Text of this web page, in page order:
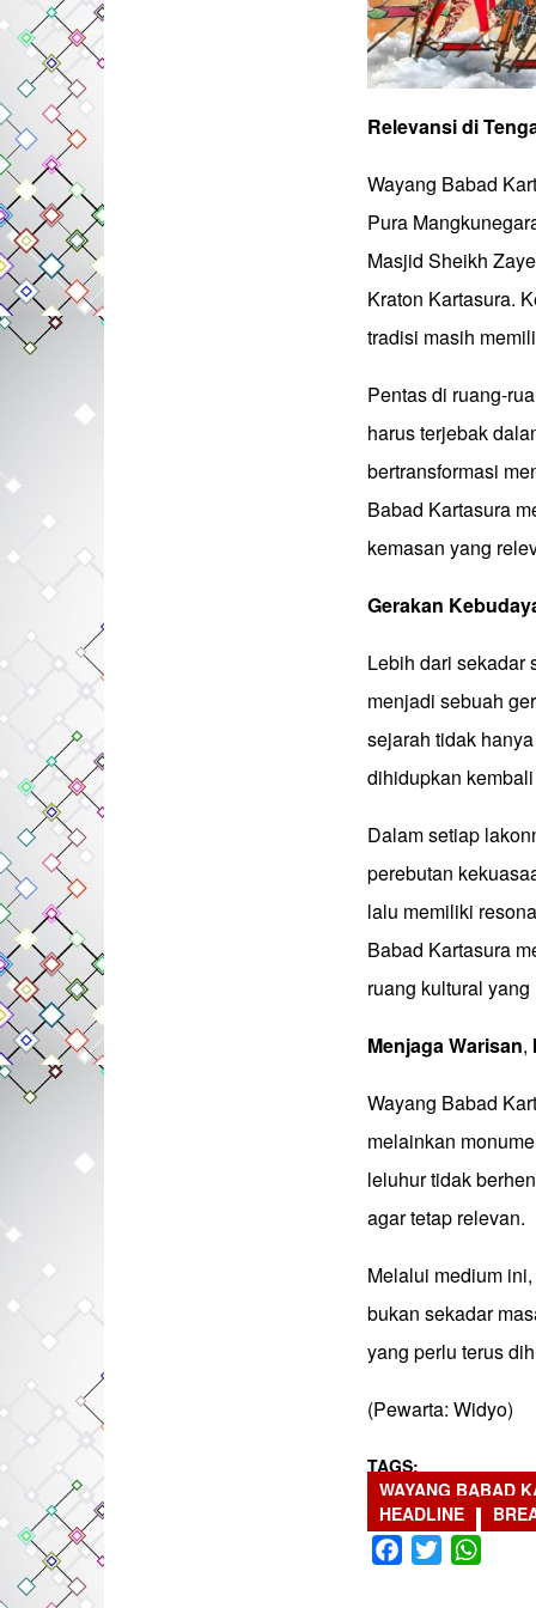
Relevansidi
Wayang Babad
Pura
Masjid Sheikh
Kraton Kartasura.
tradisi masih
Pentas di ruang-
harus terjebak
bertransformasi
Babad Kartasura
kemasan yang
Gerakan
Lebih dari sekadar
menjadi sebuah
sejarah tidak
dihidupkan
Dalam setiap
perebutan
lalu memiliki
Babad Kartasura
ruang kultural yang
MenjagaWarisan,
Wayang Babad
melainkan
leluhur tidak
agar tetap relevan.
Melalui medium
bukan sekadar
yang perlu terus
(Pewarta: Widyo)
TAGS
WAYANG BABAD
HEADLINE
Facebook
Twitter